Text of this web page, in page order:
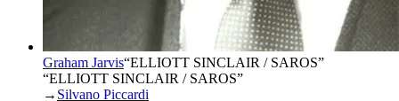
Graham Jarvis“ELLIOTT SINCLAIR / SAROS”
“ELLIOTT SINCLAIR / SAROS”
→ Silvano Piccardi